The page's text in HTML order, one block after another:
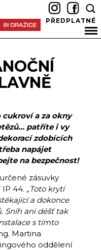
PŘEDPLATNÉ
cukroví a za okny
patříte i vy
zdobících
napájet
na bezpečnost!
zásuvky
44. „Toto krytí
a dokonce
Sníh ani déšť tak
s tímto
Martina
oddělení